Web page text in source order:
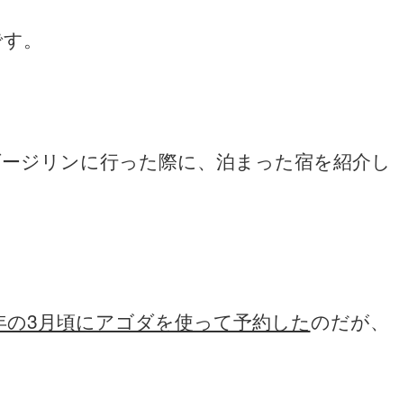
。
ジリンに行った際に、泊まった宿を紹介し
の3月頃にアゴダを使って予約したのだが、